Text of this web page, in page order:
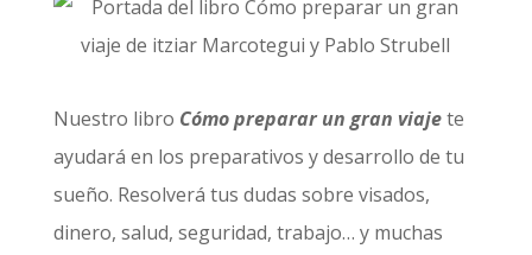
Nuestro libro Cómo preparar un gran viajete
ayudará en los preparativos y desarrollo de tu
sueño. Resolverá tus dudas sobre visados,
dinero, salud, seguridad, trabajo… y muchas